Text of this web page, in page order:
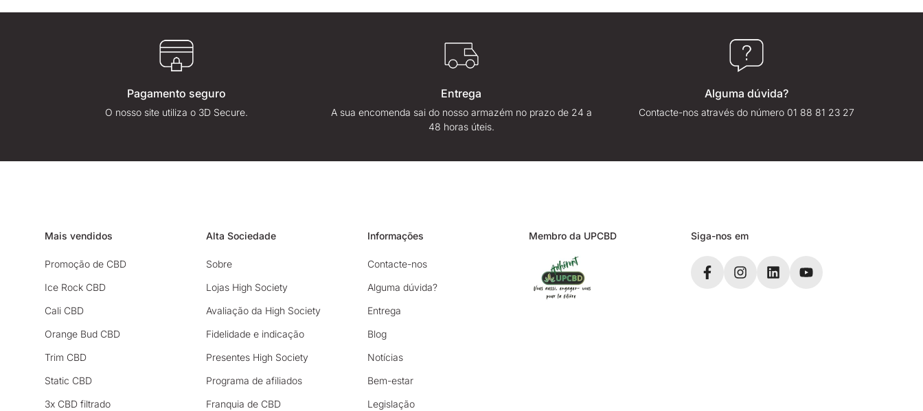
Pagamento seguro
O nosso site utiliza o 3D Secure.
Entrega
A sua encomenda sai do nosso armazém no prazo de 24 a
48 horas úteis.
Alguma dúvida?
Contacte-nos através do número 01 88 81 23 27
Mais vendidos
Promoção de CBD
Ice Rock CBD
Cali CBD
Orange Bud CBD
Trim CBD
Static CBD
3x CBD filtrado
Alta Sociedade
Sobre
Lojas High Society
Avaliação da High Society
Fidelidade e indicação
Presentes High Society
Programa de afiliados
Franquia de CBD
Informações
Contacte-nos
Alguma dúvida?
Entrega
Blog
Notícias
Bem-estar
Legislação
Membro da UPCBD Siga-nos em